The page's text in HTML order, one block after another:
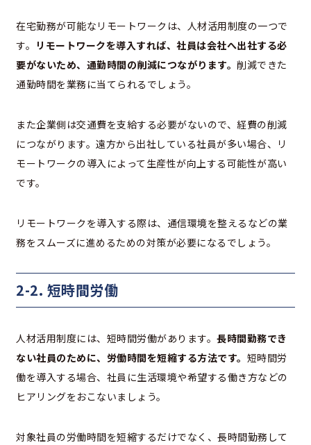
在宅勤務が可能なリモートワークは、人材活用制度の一つで
す。 リモートワークを導入すれば、社員は会社へ出社する必
要がないため、通勤時間の削減につながります。 削減できた
通勤時間を業務に当てられるでしょう。
また企業側は交通費を支給する必要がないので、経費の削減
につながります。遠方から出社している社員が多い場合、リ
モートワークの導入によって生産性が向上する可能性が高い
です。
リモートワークを導入する際は、通信環境を整えるなどの業
務をスムーズに進めるための対策が必要になるでしょう。
2-2. 短時間労働
人材活用制度には、短時間労働があります。 長時間勤務でき
ない社員のために、労働時間を短縮する方法です。 短時間労
働を導入する場合、社員に生活環境や希望する働き方などの
ヒアリングをおこないましょう。
対象社員の労働時間を短縮するだけでなく、長時間勤務して